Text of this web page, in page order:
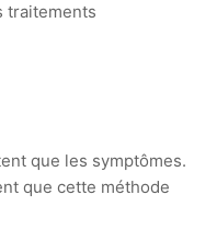
traitements
que les symptômes.
que cette méthode